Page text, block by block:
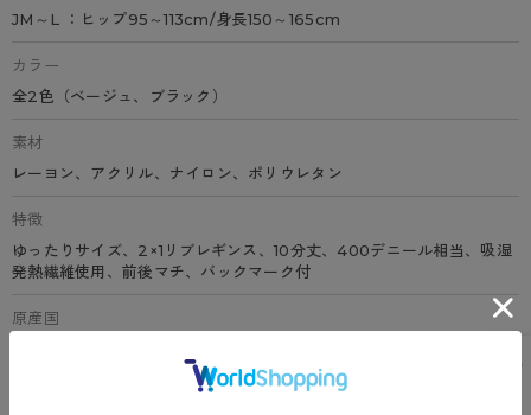
JM～L ：ヒップ95～113cm/身長150～165cm
カラー
全2色（ベージュ、ブラック）
素材
レーヨン、アクリル、ナイロン、ポリウレタン
特徴
ゆったりサイズ、2×1リブレギンス、10分丈、400デニール相当、吸湿
発熱繊維使用、前後マチ、バックマーク付
原産国